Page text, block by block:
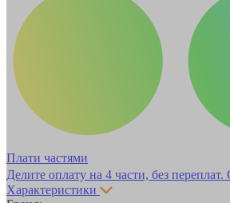
Плати частями
Делите оплату на 4 части, без переплат.
Характеристики